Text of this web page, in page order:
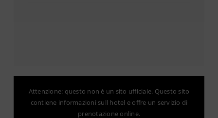
Attenzione: questo non è un sito ufficiale. Questo sito
contiene informazioni sull hotel e offre un servizio di
prenotazione online.